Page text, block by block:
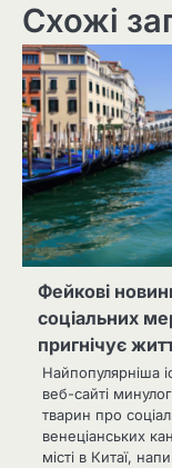
Схожі
Фейкові
соціальних
пригнічує
Найпопулярніша
веб-сайті
тварин про
венеціанських
місті в Китаї,